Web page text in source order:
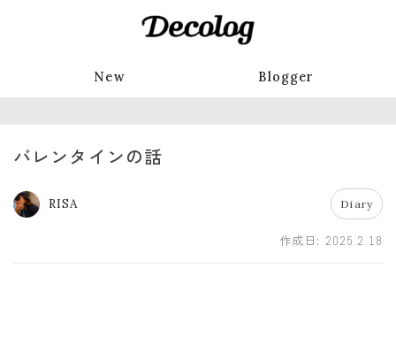
New Blogger
バレンタインの話
RISA Diary
作成日: 2025.2.18